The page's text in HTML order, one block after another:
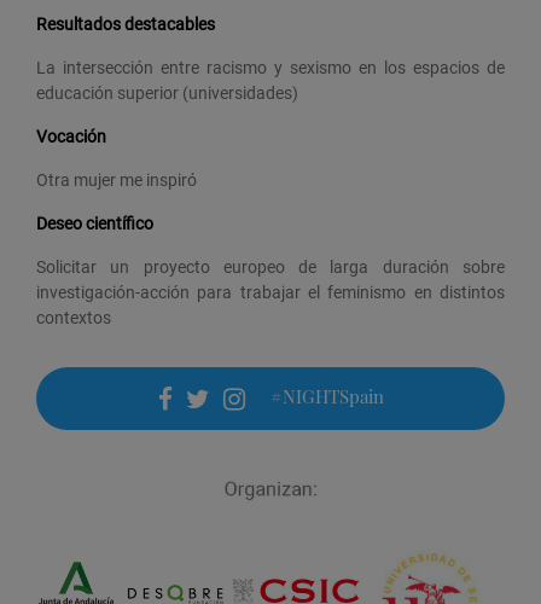
Resultados destacables
La intersección entre racismo y sexismo en los espacios de
educación superior (universidades)
Vocación
Otra mujer me inspiró
Deseo científico
Solicitar un proyecto europeo de larga duración sobre
investigación-acción para trabajar el feminismo en distintos
contextos
facebook
twitter
instagram
#NIGHTSpain